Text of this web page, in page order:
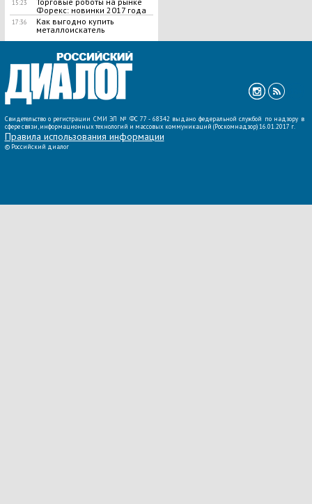
15:23
Форекс: новинки 2017 года
17:36
Как выгодно купить
металлоискатель
Свидетельство о регистрации СМИ ЭЛ № ФС 77 - 68342 выдано федеральной службой по надзору в
сфере связи, информационных технологий и массовых коммуникаций (Роскомнадзор) 16.01.2017 г.
Правила использования информации
© Российский диалог